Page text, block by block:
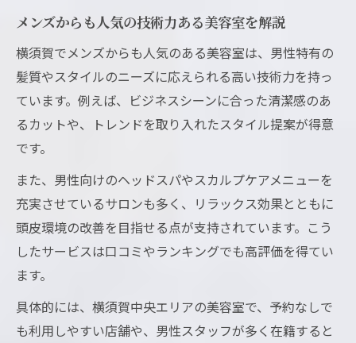
メンズからも人気の技術力ある美容室を解説
横須賀でメンズからも人気のある美容室は、男性特有の
髪質やスタイルのニーズに応えられる高い技術力を持っ
ています。例えば、ビジネスシーンに合った清潔感のあ
るカットや、トレンドを取り入れたスタイル提案が得意
です。
また、男性向けのヘッドスパやスカルプケアメニューを
充実させているサロンも多く、リラックス効果とともに
頭皮環境の改善を目指せる点が支持されています。こう
したサービスは口コミやランキングでも高評価を得てい
ます。
具体的には、横須賀中央エリアの美容室で、予約なしで
も利用しやすい店舗や、男性スタッフが多く在籍すると